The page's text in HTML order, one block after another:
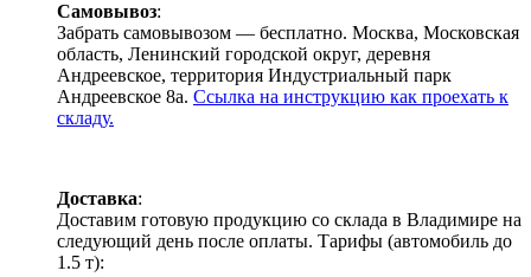
Самовывоз:
Забрать самовывозом — бесплатно. Москва, Московская
область, Ленинский городской округ, деревня
Андреевское, территория Индустриальный парк
Андреевское 8а. Ссылка на инструкцию как проехать к
складу.
Доставка:
Доставим готовую продукцию со склада в Владимире на
следующий день после оплаты. Тарифы (автомобиль до
1.5 т):